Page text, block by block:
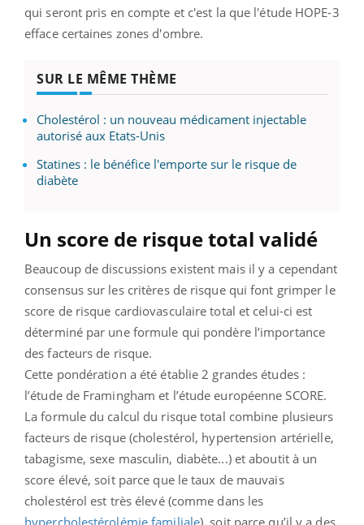
qui seront pris en compte et c'est la que l'étude HOPE-3
efface certaines zones d'ombre.
SUR LE MÊME THÈME
Cholestérol : un nouveau médicament injectable
autorisé aux Etats-Unis
Statines : le bénéfice l'emporte sur le risque de
diabète
Un score de risque total validé
Beaucoup de discussions existent mais il y a cependant
consensus sur les critères de risque qui font grimper le
score de risque cardiovasculaire total et celui-ci est
déterminé par une formule qui pondère l’importance
des facteurs de risque.
Cette pondération a été établie 2 grandes études :
l’étude de Framingham et l’étude européenne SCORE.
La formule du calcul du risque total combine plusieurs
facteurs de risque (cholestérol, hypertension artérielle,
tabagisme, sexe masculin, diabète...) et aboutit à un
score élevé, soit parce que le taux de mauvais
cholestérol est très élevé (comme dans les
hypercholestérolémie familiale), soit parce qu’il y a des